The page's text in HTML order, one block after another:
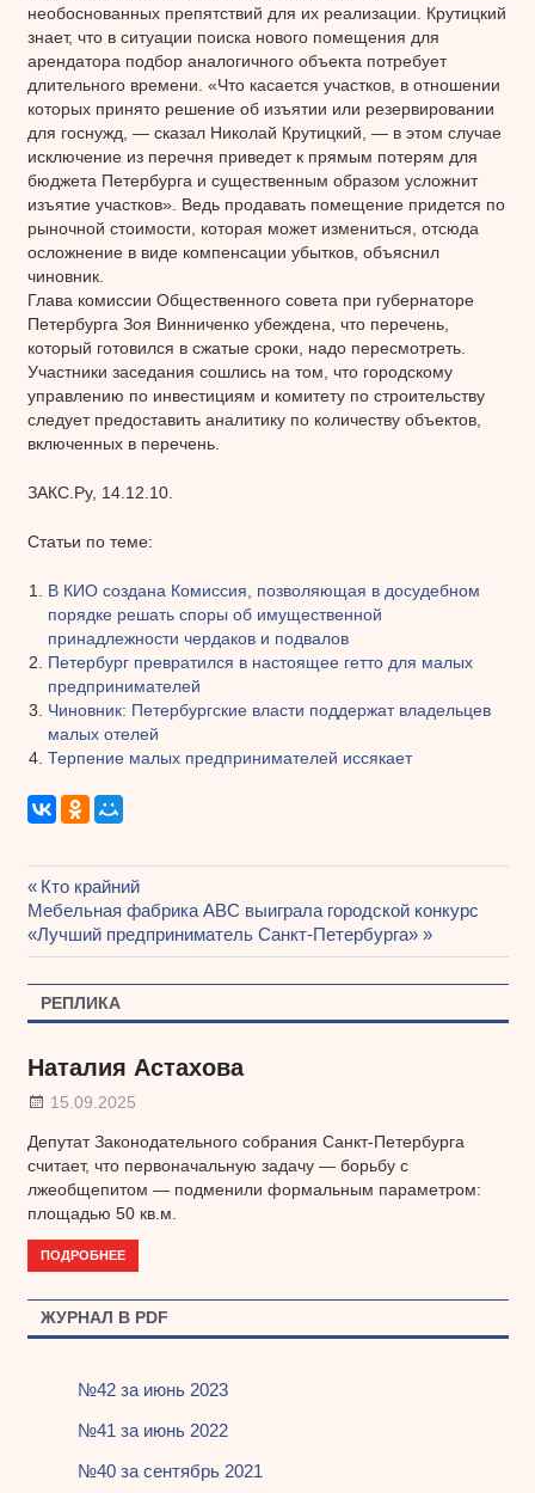
необоснованных препятствий для их реализации. Крутицкий
знает, что в ситуации поиска нового помещения для
арендатора подбор аналогичного объекта потребует
длительного времени. «Что касается участков, в отношении
которых принято решение об изъятии или резервировании
для госнужд, — сказал Николай Крутицкий, — в этом случае
исключение из перечня приведет к прямым потерям для
бюджета Петербурга и существенным образом усложнит
изъятие участков». Ведь продавать помещение придется по
рыночной стоимости, которая может измениться, отсюда
осложнение в виде компенсации убытков, объяснил
чиновник.
Глава комиссии Общественного совета при губернаторе
Петербурга Зоя Винниченко убеждена, что перечень,
который готовился в сжатые сроки, надо пересмотреть.
Участники заседания сошлись на том, что городскому
управлению по инвестициям и комитету по строительству
следует предоставить аналитику по количеству объектов,
включенных в перечень.
ЗАКС.Ру, 14.12.10.
Статьи по теме:
В КИО создана Комиссия, позволяющая в досудебном
порядке решать споры об имущественной
принадлежности чердаков и подвалов
Петербург превратился в настоящее гетто для малых
предпринимателей
Чиновник: Петербургские власти поддержат владельцев
малых отелей
Терпение малых предпринимателей иссякает
Навигация
по
записям
Предыдущая
запись:
Кто крайний
Следующая
запись:
Мебельная фабрика АВС выиграла городской конкурс
«Лучший предприниматель Санкт-Петербурга»
РЕПЛИКА
Наталия Астахова
15.09.2025
Депутат Законодательного собрания Санкт-Петербурга
считает, что первоначальную задачу — борьбу с
лжеобщепитом — подменили формальным параметром:
площадью 50 кв.м.
ПОДРОБНЕЕ
ЖУРНАЛ В PDF
№42 за июнь 2023
№41 за июнь 2022
№40 за сентябрь 2021